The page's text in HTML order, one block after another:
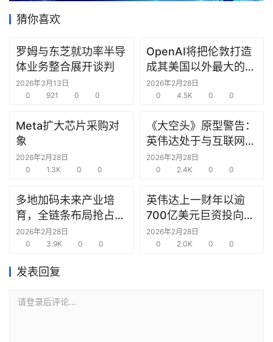
数
研
选
创
投
窗
合
猜你喜欢
罗姆与东芝就功率半导
体业务整合展开谈判
2026年3月13日
0
921 0 0
OpenAI将把伦敦打造
成其美国以外最大的研
究中心
2026年2月28日
0
4.5K 0 0
Meta扩大芯片采购对
象
2026年2月28日
0
1.3K 0 0
《大空头》原型警告：
英伟达处于与互联网泡
沫时期思科同样的“危
险境地”
2026年2月28日
0
2.4K 0 0
多地加码未来产业培
育，全链条布局抢占新
赛道先机
2026年2月28日
0
3.9K 0 0
英伟达上一财年以逾
700亿美元巨资投向合
作方，竭力巩固AI芯片
需求
2026年2月28日
0
2.0K 0 0
发表回复
请登录后评论...